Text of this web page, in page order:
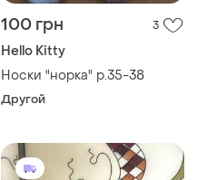
100 грн 3
Hello Kitty
Носки "норка" р.35-38
Другой